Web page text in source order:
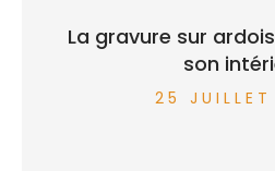
La gravure sur
son
25